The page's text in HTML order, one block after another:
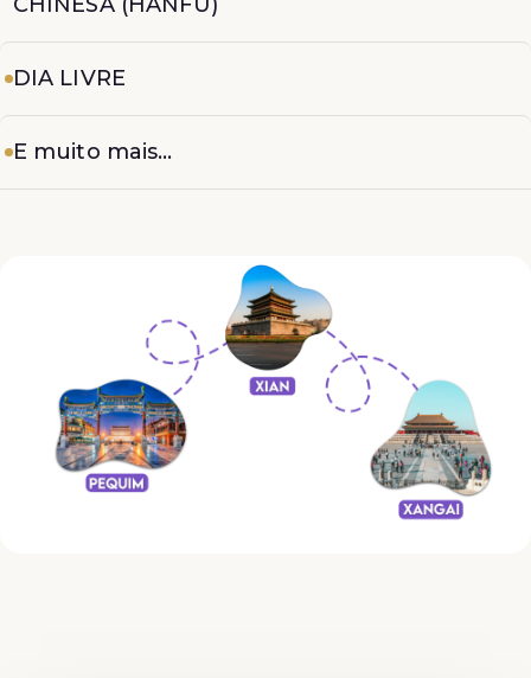
DIA LIVRE
E muito mais...